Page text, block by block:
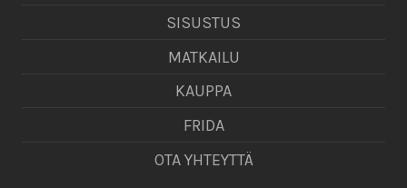
SISUSTUS
MATKAILU
KAUPPA
FRIDA
OTA YHTEYTTÄ